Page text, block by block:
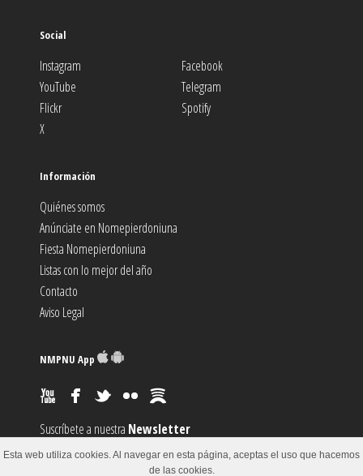
Social
Instagram
Facebook
YouTube
Telegram
Flickr
Spotify
X
Información
Quiénes somos
Anúnciate en Nomepierdoniuna
Fiesta Nomepierdoniuna
Listas con lo mejor del año
Contacto
Aviso Legal
NMPNU App
Suscríbete a nuestra Newsletter
Suscríbete al canalRSS
Esta web utiliza cookies. Al navegar en esta página, aceptas el uso que hacemos
de las cookies.